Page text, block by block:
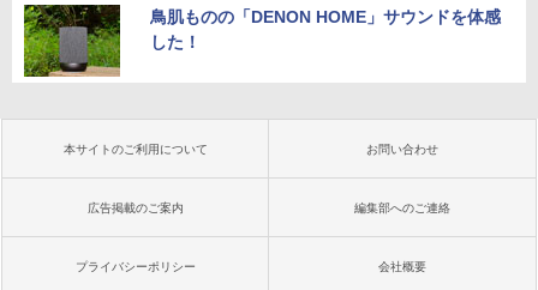
鳥肌ものの「DENON HOME」サウンドを体感
した！
本サイトのご利用について お問い合わせ
広告掲載のご案内 編集部へのご連絡
プライバシーポリシー 会社概要